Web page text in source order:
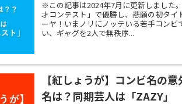
※この記事は2024年7月に更新しました
才コンテスト」で優勝し、悲願の初タイ
ーヤ！いまノリにノッテいる若手コン
い、ギャグを2人で無秩序...
【紅しょうが】コンビ名の
名は？同期芸人は「ZAZY」